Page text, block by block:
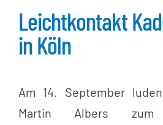
Leichtkontakt
in Köln
Am 14. September
Martin Albers zum